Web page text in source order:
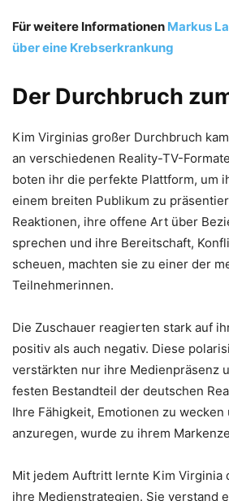
Für weitere Informationen Markus
über eine Krebserkrankung
Der Durchbruch
Kim Virginias großer Durchbruch
an verschiedenen Reality-TV-
boten ihr die perfekte Plattform, um
einem breiten Publikum zu
Reaktionen, ihre offene Art über
sprechen und ihre Bereitschaft,
scheuen, machten sie zu einer der
Teilnehmerinnen.
Die Zuschauer reagierten stark auf
positiv als auch negativ. Diese
verstärkten nur ihre Medienpräsenz
festen Bestandteil der deutschen
Ihre Fähigkeit, Emotionen zu
anzuregen, wurde zu ihrem
Mit jedem Auftritt lernte Kim Virginia
ihre Medienstrategien. Sie verstand